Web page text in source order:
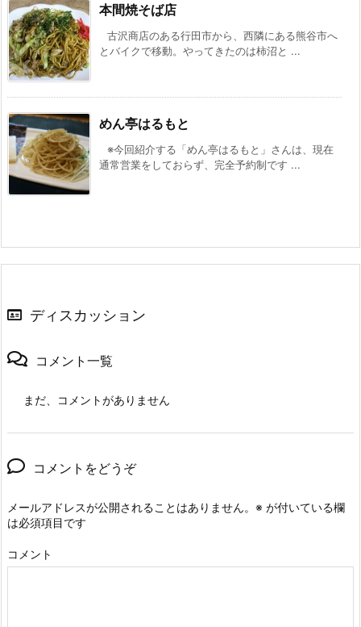
本間焼そば店
古沢商店のある行田市から、西隣にある熊谷市へ
とバイクで移動。やってきたのは柿沼と ...
めん亭はるもと
※今回紹介する「めん亭はるもと」さんは、現在
通常営業をしておらず、完全予約制です ...
ディスカッション
コメント一覧
まだ、コメントがありません
コメントをどうぞ
メールアドレスが公開されることはありません。 ※ が付いている欄
は必須項目です
コメント